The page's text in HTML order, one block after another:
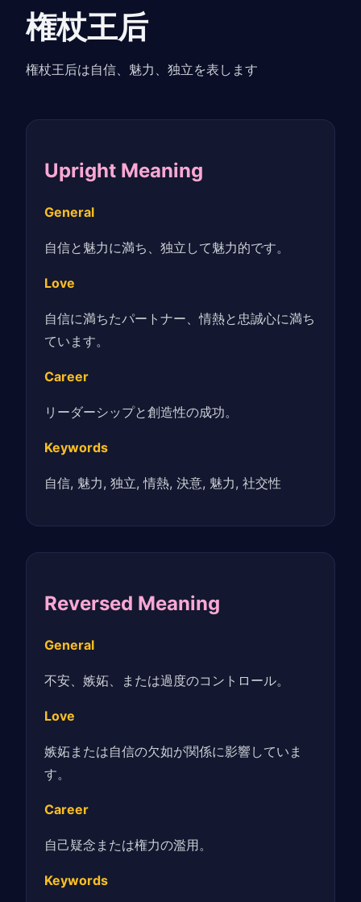
権杖王后
権杖王后は自信、魅力、独立を表します
Upright Meaning
General
自信と魅力に満ち、独立して魅力的です。
Love
自信に満ちたパートナー、情熱と忠誠心に満ち
ています。
Career
リーダーシップと創造性の成功。
Keywords
自信, 魅力, 独立, 情熱, 決意, 魅力, 社交性
Reversed Meaning
General
不安、嫉妬、または過度のコントロール。
Love
嫉妬または自信の欠如が関係に影響していま
す。
Career
自己疑念または権力の濫用。
Keywords